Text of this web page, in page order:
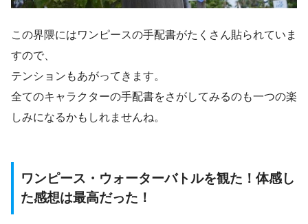
この界隈にはワンピースの手配書がたくさん貼られていま
すので、
テンションもあがってきます。
全てのキャラクターの手配書をさがしてみるのも一つの楽
しみになるかもしれませんね。
ワンピース・ウォーターバトルを観た！体感し
た感想は最高だった！